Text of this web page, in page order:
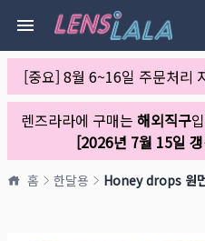
[중요] 8월 6~16일 주문처리
렌즈라라에 구매는 해외직구
[2026년 7월 15일
홈 한달용